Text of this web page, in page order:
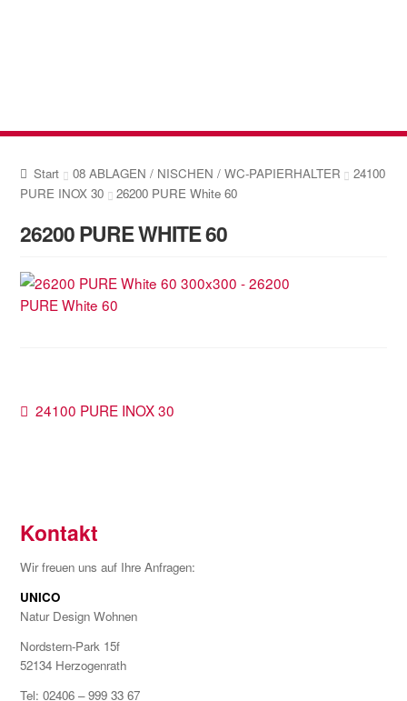
Start 08 ABLAGEN / NISCHEN / WC-PAPIERHALTER
24100
PURE INOX 30
26200 PURE White 60
26200 PURE WHITE 60
Beitragsnavigation
Vorheriger
24100 PURE INOX 30
Kontakt
Wir freuen uns auf Ihre Anfragen:
UNICO
Natur Design Wohnen
Nordstern-Park 15f
52134 Herzogenrath
Tel: 02406 – 999 33 67